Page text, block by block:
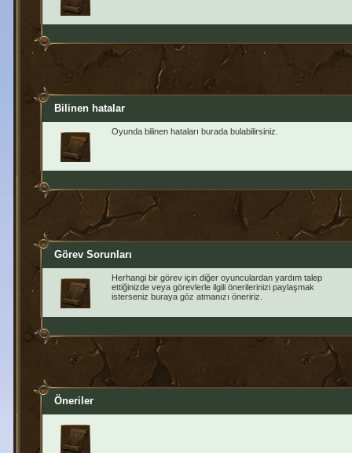
Bilinen hatalar
Oyunda bilinen hataları burada bulabilirsiniz.
Görev Sorunları
Herhangi bir görev için diğer oyunculardan yardım talep
ettiğinizde veya görevlerle ilgili önerilerinizi paylaşmak
isterseniz buraya göz atmanızı öneririz.
Öneriler